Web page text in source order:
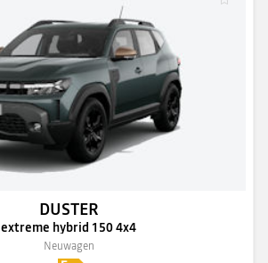
DUSTER
extreme hybrid 150 4x4
Neuwagen